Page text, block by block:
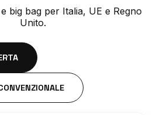
big bag per Italia, UE e Regno
Unito.